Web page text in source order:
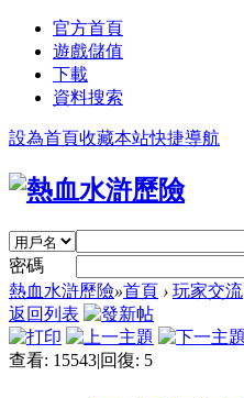
官方首頁
遊戲儲值
下載
資料搜索
設為首頁收藏本站快捷導航
密碼
熱血水滸歷險»首頁 › 玩家交流
返回列表
查看: 15543|回復: 5